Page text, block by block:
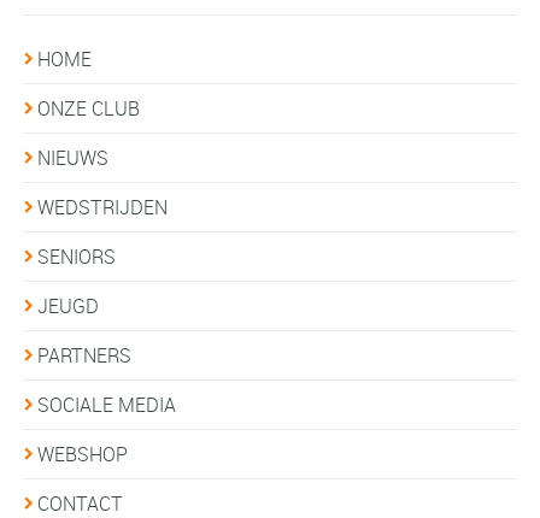
HOME
ONZE CLUB
NIEUWS
WEDSTRIJDEN
SENIORS
JEUGD
PARTNERS
SOCIALE MEDIA
WEBSHOP
CONTACT